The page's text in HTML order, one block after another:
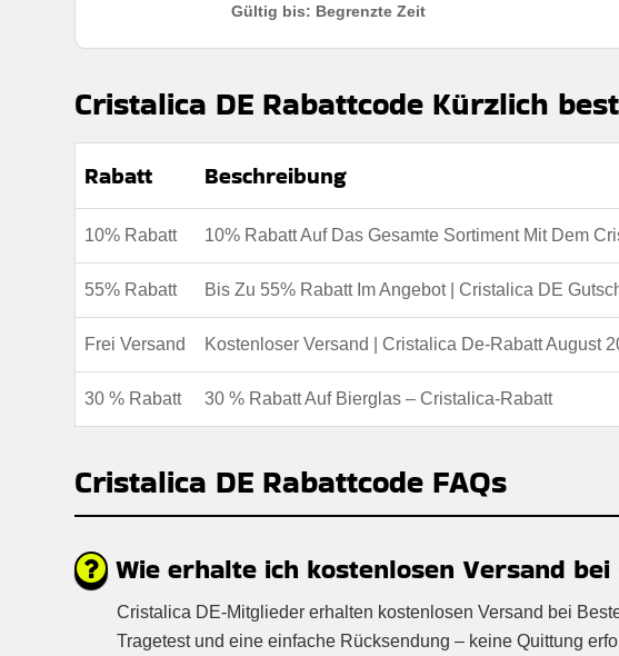
Gültig bis: Begrenzte Zeit
Cristalica DE Rabattcode Kürzlich
Rabatt Beschreibung
10% Rabatt 10% Rabatt Auf Das Gesamte Sortiment Mit Dem
55% Rabatt Bis Zu 55% Rabatt Im Angebot | Cristalica DE
Frei Versand Kostenloser Versand | Cristalica De-Rabatt August
30 % Rabatt 30 % Rabatt Auf Bierglas – Cristalica-Rabatt
Cristalica DE Rabattcode FAQs
Wie erhalte ich kostenlosen Versand bei
Cristalica DE-Mitglieder erhalten kostenlosen Versand bei
Tragetest und eine einfache Rücksendung – keine Quittung